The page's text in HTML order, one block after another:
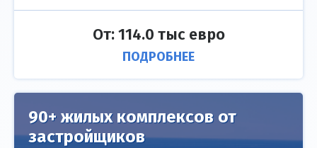
От: 114.0 тыс евро
ПОДРОБНЕЕ
90+ жилых комплексов от
застройщиков